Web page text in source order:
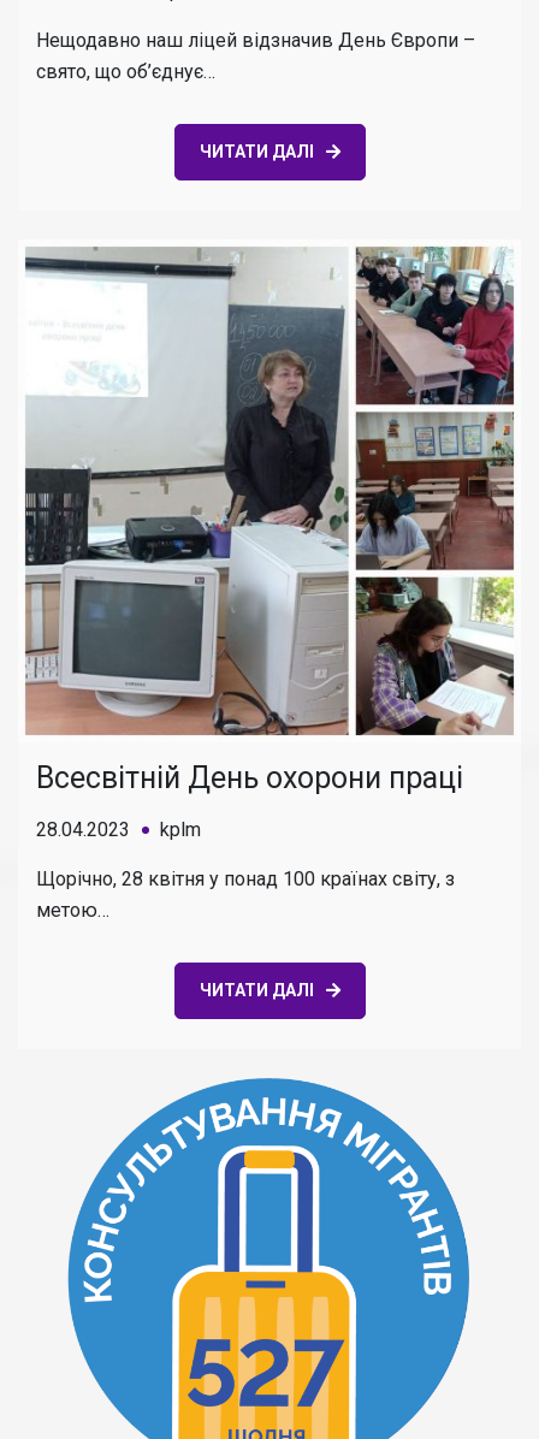
Нещодавно наш ліцей відзначив День Європи –
свято, що об’єднує…
ЧИТАТИ ДАЛІ
Всесвітній День охорони праці
28.04.2023 kplm
Щорічно, 28 квітня у понад 100 країнах світу, з
метою…
ЧИТАТИ ДАЛІ